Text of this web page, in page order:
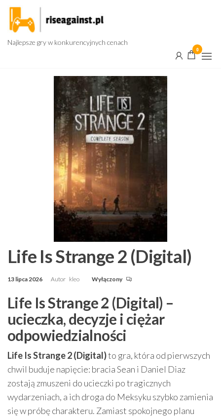
Przejdź
treści
Najlepsze gry w konkurencyjnych cenach
0
Life Is Strange 2 (Digital)
13 lipca 2026 Autor kleo Wyłączony
Life Is Strange 2 (Digital) –
ucieczka, decyzje i ciężar
odpowiedzialności
Life Is Strange 2 (Digital)to gra, która od pierwszych
chwil buduje napięcie: bracia Sean i Daniel Diaz
zostają zmuszeni do ucieczki po tragicznych
wydarzeniach, a ich droga do Meksyku szybko zamienia
się w próbę charakteru. Zamiast spokojnego planu